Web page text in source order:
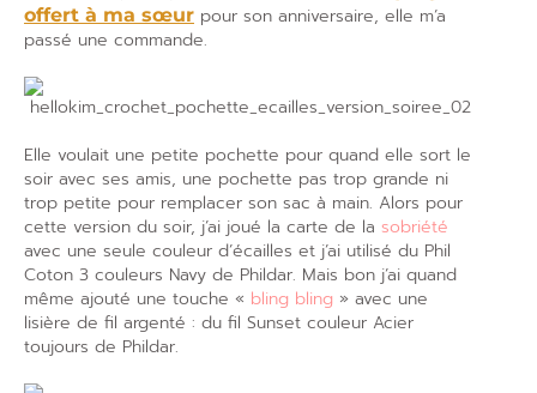
offert à ma sœur pour son anniversaire, elle m’a
passé une commande.
Elle voulait une petite pochette pour quand elle sort le
soir avec ses amis, une pochette pas trop grande ni
trop petite pour remplacer son sac à main. Alors pour
cette version du soir, j’ai joué la carte de la sobriété
avec une seule couleur d’écailles et j’ai utilisé du Phil
Coton 3 couleurs Navy de Phildar. Mais bon j’ai quand
même ajouté une touche « bling bling » avec une
lisière de fil argenté : du fil Sunset couleur Acier
toujours de Phildar.